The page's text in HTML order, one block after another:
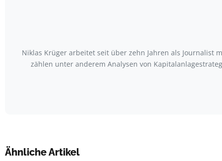
Niklas Krüger arbeitet seit über zehn Jahren als Journalist
zählen unter anderem Analysen von
Ähnliche Artikel